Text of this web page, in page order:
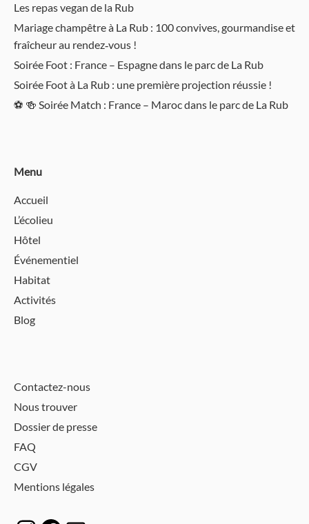
Les repas vegan de la Rub
Mariage champêtre à La Rub : 100 convives, gourmandise et
fraîcheur au rendez‑vous !
Soirée Foot : France – Espagne dans le parc de La Rub
Soirée Foot à La Rub : une première projection réussie !
⚽️ 🍻 Soirée Match : France – Maroc dans le parc de La Rub
Menu
Accueil
L’écolieu
Hôtel
Événementiel
Habitat
Activités
Blog
Contactez-nous
Nous trouver
Dossier de presse
FAQ
CGV
Mentions légales